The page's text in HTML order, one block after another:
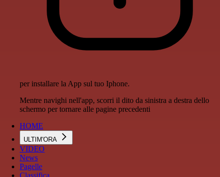
per installare la App sul tuo Iphone.
Mentre navighi nell'app, scorri il dito da sinistra a destra dello
schermo per tornare alle pagine precedenti
HOME
ULTIM'ORA
VIDEO
News
Pagelle